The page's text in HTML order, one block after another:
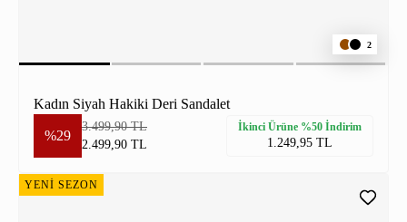
2
Kadın Siyah Hakiki Deri Sandalet
%29
3.499,90 TL
2.499,90 TL
İkinci Ürüne %50 İndirim
1.249,95 TL
YENİ SEZON